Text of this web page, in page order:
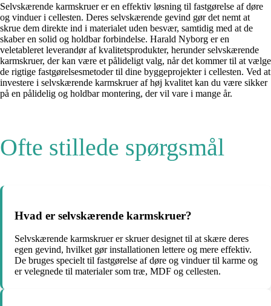
Selvskærende karmskruer er en effektiv løsning til fastgørelse af døre
og vinduer i cellesten. Deres selvskærende gevind gør det nemt at
skrue dem direkte ind i materialet uden besvær, samtidig med at de
skaber en solid og holdbar forbindelse. Harald Nyborg er en
veletableret leverandør af kvalitetsprodukter, herunder selvskærende
karmskruer, der kan være et pålideligt valg, når det kommer til at vælge
de rigtige fastgørelsesmetoder til dine byggeprojekter i cellesten. Ved at
investere i selvskærende karmskruer af høj kvalitet kan du være sikker
på en pålidelig og holdbar montering, der vil vare i mange år.
Ofte stillede spørgsmål
Hvad er selvskærende karmskruer?
Selvskærende karmskruer er skruer designet til at skære deres
egen gevind, hvilket gør installationen lettere og mere effektiv.
De bruges specielt til fastgørelse af døre og vinduer til karme og
er velegnede til materialer som træ, MDF og cellesten.